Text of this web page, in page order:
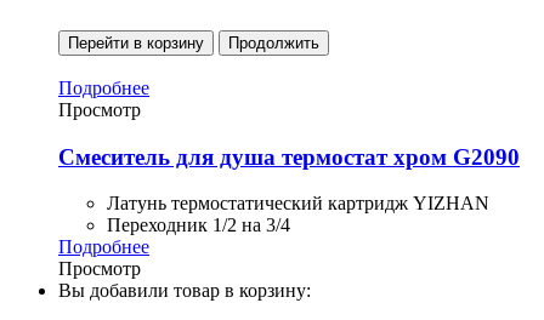
Перейти в корзину Продолжить
Подробнее
Просмотр
Смеситель для душа термостат хром G2090
Латунь термостатический картридж YIZHAN
Переходник 1/2 на 3/4
Подробнее
Просмотр
Вы добавили товар в корзину: